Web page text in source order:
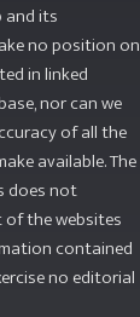
and its
no position on
in linked
nor can we
of all the
available. The
does not
the websites
contained
no editorial